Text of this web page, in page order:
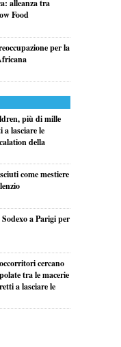
alleanza tra
Food
per la
più di mille
lasciare le
della
come mestiere
a Parigi per
cercano
tra le macerie
a lasciare le